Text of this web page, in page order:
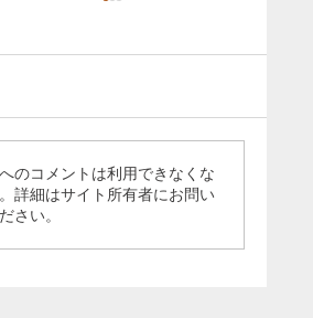
のコメントは利用できなくな
詳細はサイト所有者にお問い
さい。